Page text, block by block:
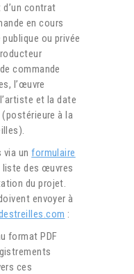
d’un contrat
en cours
ou privée
commande
l’œuvre
et la date
à la
via unformulaire
liste des œuvres
du projet.
envoyer à
:
format PDF
ces